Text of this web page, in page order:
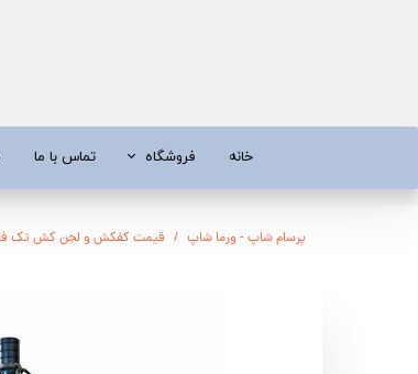
خانه فروشگاه
آبسردکن و دستگاه تصفیه آب
تماس با ما
پرسام شاپ - ورما شاپ قیمت کفکش و لجن کش تک